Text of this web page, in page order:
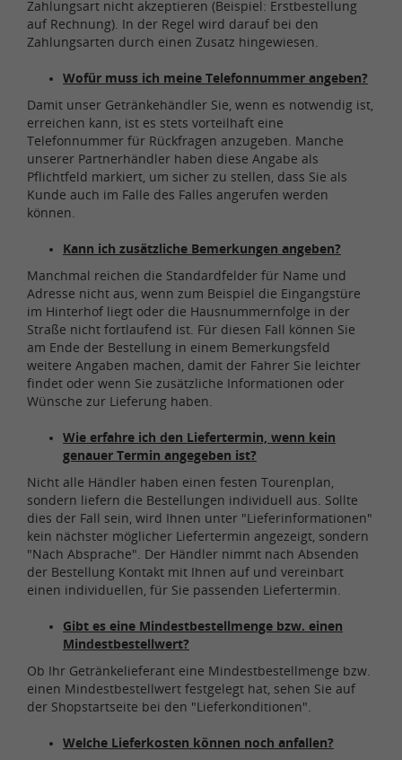
Zahlungsart nicht akzeptieren (Beispiel: Erstbestellung
auf Rechnung). In der Regel wird darauf bei den
Zahlungsarten durch einen Zusatz hingewiesen.
Wofür muss ich meine Telefonnummer angeben?
Damit unser Getränkehändler Sie, wenn es notwendig ist,
erreichen kann, ist es stets vorteilhaft eine
Telefonnummer für Rückfragen anzugeben. Manche
unserer Partnerhändler haben diese Angabe als
Pflichtfeld markiert, um sicher zu stellen, dass Sie als
Kunde auch im Falle des Falles angerufen werden
können.
Kann ich zusätzliche Bemerkungen angeben?
Manchmal reichen die Standardfelder für Name und
Adresse nicht aus, wenn zum Beispiel die Eingangstüre
im Hinterhof liegt oder die Hausnummernfolge in der
Straße nicht fortlaufend ist. Für diesen Fall können Sie
am Ende der Bestellung in einem Bemerkungsfeld
weitere Angaben machen, damit der Fahrer Sie leichter
findet oder wenn Sie zusätzliche Informationen oder
Wünsche zur Lieferung haben.
Wie erfahre ich den Liefertermin, wenn kein
genauer Termin angegeben ist?
Nicht alle Händler haben einen festen Tourenplan,
sondern liefern die Bestellungen individuell aus. Sollte
dies der Fall sein, wird Ihnen unter "Lieferinformationen"
kein nächster möglicher Liefertermin angezeigt, sondern
"Nach Absprache". Der Händler nimmt nach Absenden
der Bestellung Kontakt mit Ihnen auf und vereinbart
einen individuellen, für Sie passenden Liefertermin.
Gibt es eine Mindestbestellmenge bzw. einen
Mindestbestellwert?
Ob Ihr Getränkelieferant eine Mindestbestellmenge bzw.
einen Mindestbestellwert festgelegt hat, sehen Sie auf
der Shopstartseite bei den "Lieferkonditionen".
Welche Lieferkosten können noch anfallen?